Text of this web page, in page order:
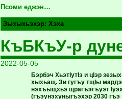
Псоми еджэн…
Зыхыхьэхэр: Хэха
КъБКъУ-р
2022-05-05
Бэрбэч ХьэтIутIэ и цIэр
хыхьащ. Зи гугъу тщIы
нэхъыщхьэ щрагъэгъуэт
(гъэунэхуныгъэхэр 2030